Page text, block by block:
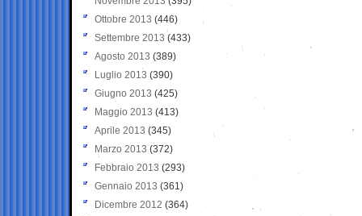
Ottobre 2013 (446)
Settembre 2013 (433)
Agosto 2013 (389)
Luglio 2013 (390)
Giugno 2013 (425)
Maggio 2013 (413)
Aprile 2013 (345)
Marzo 2013 (372)
Febbraio 2013 (293)
Gennaio 2013 (361)
Dicembre 2012 (364)